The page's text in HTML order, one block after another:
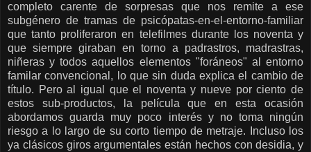
completo carente de sorpresas que nos remite a ese
subgénero de tramas de psicópatas-en-el-entorno-familiar
que tanto proliferaron en telefilmes durante los noventa y
que siempre giraban en torno a padrastros, madrastras,
niñeras y todos aquellos elementos "foráneos" al entorno
familar convencional, lo que sin duda explica el cambio de
título. Pero al igual que el noventa y nueve por ciento de
estos sub-productos, la película que en esta ocasión
abordamos guarda muy poco interés y no toma ningún
riesgo a lo largo de su corto tiempo de metraje. Incluso los
ya clásicos giros argumentales están hechos con desidia, y